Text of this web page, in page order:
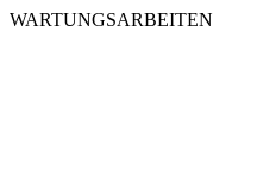
WARTUNGSARBEITEN